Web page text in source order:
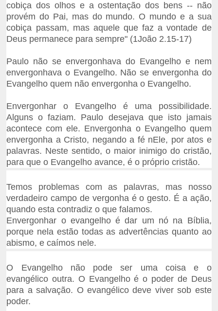
cobiça dos olhos e a ostentação dos bens -- não
provém do Pai, mas do mundo. O mundo e a sua
cobiça passam, mas aquele que faz a vontade de
Deus permanece para sempre" (1João 2.15-17)
Paulo não se envergonhava do Evangelho e nem
envergonhava o Evangelho. Não se envergonha do
Evangelho quem não envergonha o Evangelho.
Envergonhar o Evangelho é uma possibilidade.
Alguns o faziam. Paulo desejava que isto jamais
acontece com ele. Envergonha o Evangelho quem
envergonha a Cristo, negando a fé nEle, por atos e
palavras. Neste sentido, o maior inimigo do cristão,
para que o Evangelho avance, é o próprio cristão.
Temos problemas com as palavras, mas nosso
verdadeiro campo de vergonha é o gesto. É a ação,
quando esta contradiz o que falamos.
Envergonhar o evangelho é dar um nó na Bíblia,
porque nela estão todas as advertências quanto ao
abismo, e caímos nele.
O Evangelho não pode ser uma coisa e o
evangélico outra. O Evangelho é o poder de Deus
para a salvação. O evangélico deve viver sob este
poder.